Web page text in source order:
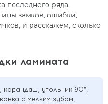
последнего ряда.
замков, ошибки,
и расскажем, сколько
ламината
карандаш, угольник 90°,
с мелким зубом,